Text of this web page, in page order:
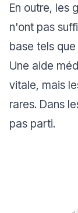
En outre, les
n'ont pas
base tels
Une aide
vitale, mais
rares. Dans
pas parti.